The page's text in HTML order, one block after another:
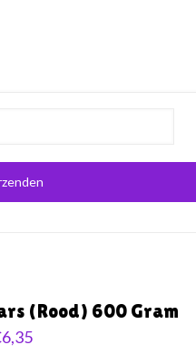
(Rood) 600 Gram
6,35